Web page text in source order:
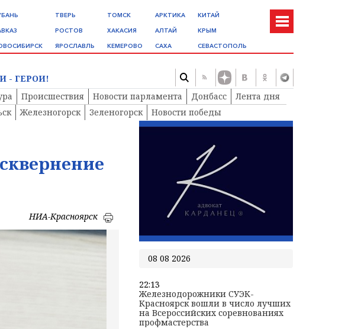
ТВЕРЬ
РОСТОВ
ЯРОСЛАВЛЬ
ТОМСК
ХАКАСИЯ
КЕМЕРОВО
АРКТИКА
АЛТАЙ
САХА
КИТАЙ
КРЫМ
СЕВАСТОПОЛЬ
- ГЕРОИ!
Происшествия Новости парламента Донбасс
Лента дня
Железногорск Зеленогорск
Новости победы
НИА-Красноярск
08 08 2026
22:13
Железнодорожники СУЭК-
Красноярск вошли в число лучших
на Всероссийских соревнованиях
профмастерства